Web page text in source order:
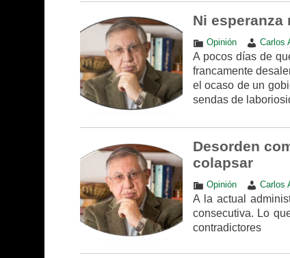
Ni
Opinión Carlos
A pocos días de
francamente
el ocaso de un
sendas de
Desorden
colapsar
Opinión Carlos
A la actual
consecutiva. Lo
contradictores